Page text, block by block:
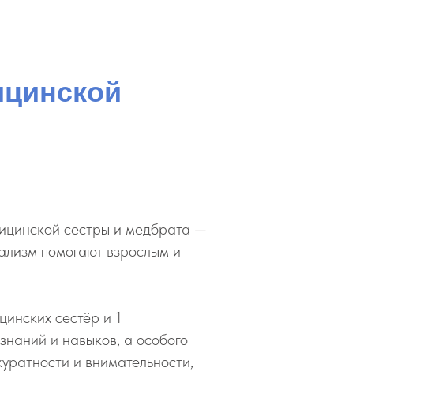
сестры и медбрата —
помогают взрослым и
сестёр и 1
и навыков, а особого
и внимательности,